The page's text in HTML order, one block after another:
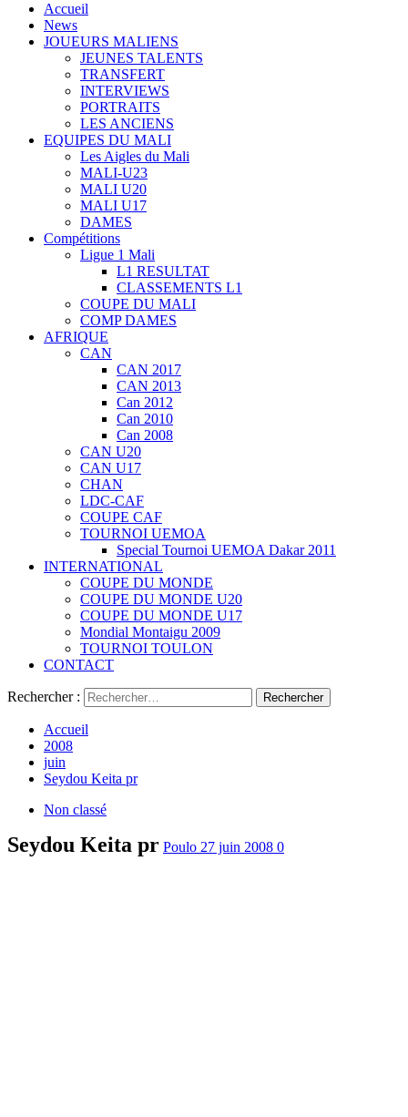
Accueil
News
JOUEURS MALIENS
JEUNES TALENTS
TRANSFERT
INTERVIEWS
PORTRAITS
LES ANCIENS
EQUIPES DU MALI
Les Aigles du Mali
MALI-U23
MALI U20
MALI U17
DAMES
Compétitions
Ligue 1 Mali
L1 RESULTAT
CLASSEMENTS L1
COUPE DU MALI
COMP DAMES
AFRIQUE
CAN
CAN 2017
CAN 2013
Can 2012
Can 2010
Can 2008
CAN U20
CAN U17
CHAN
LDC-CAF
COUPE CAF
TOURNOI UEMOA
Special Tournoi UEMOA Dakar 2011
INTERNATIONAL
COUPE DU MONDE
COUPE DU MONDE U20
COUPE DU MONDE U17
Mondial Montaigu 2009
TOURNOI TOULON
CONTACT
Rechercher :
Accueil
2008
juin
Seydou Keita pr
Non classé
Seydou Keita pr Poulo 27 juin 2008 0